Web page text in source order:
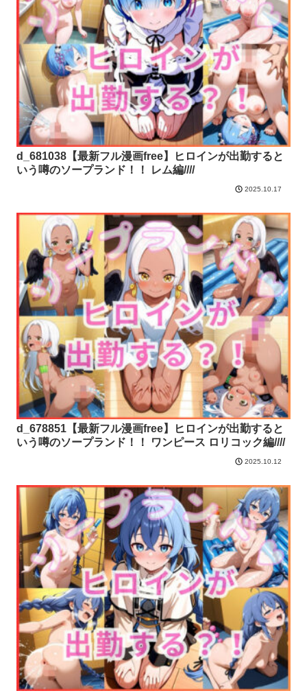
d_681038【最新フル漫画free】ヒロインが出勤すると
いう噂のソープランド！！ レム編////
2025.10.17
d_678851【最新フル漫画free】ヒロインが出勤すると
いう噂のソープランド！！ ワンピース ロリコック編////
2025.10.12